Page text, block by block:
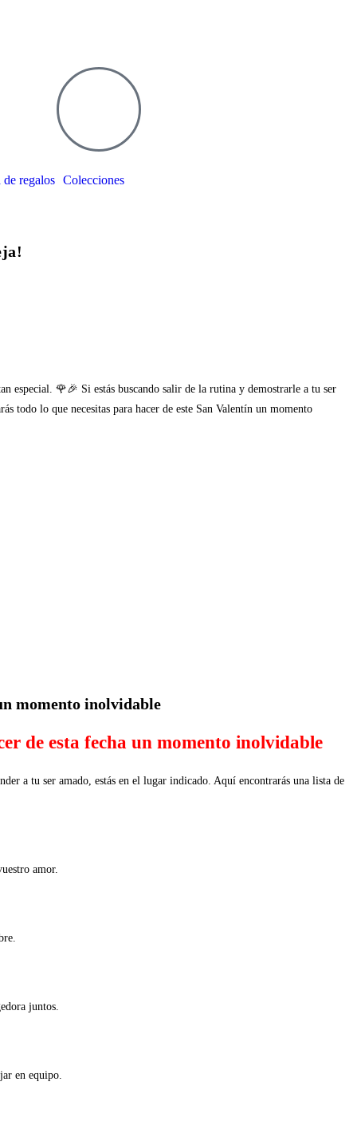
de regalos Colecciones
especial. 🌹🎉 Si estás buscando salir de la rutina y demostrarle a tu ser
todo lo que necesitas para hacer de este San Valentín un momento
momento inolvidable
de esta fecha un momento inolvidable
a tu ser amado, estás en el lugar indicado. Aquí encontrarás una lista de
amor.
juntos.
en equipo.